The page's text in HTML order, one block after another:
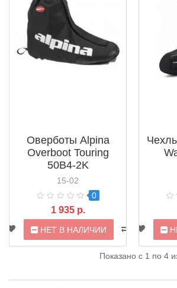
Оверботы Alpina
Overboot Touring
50B4-2K
15-02
0
1 935 р.
НЕТ В НАЛИЧИИ
Показано с 1 по 4